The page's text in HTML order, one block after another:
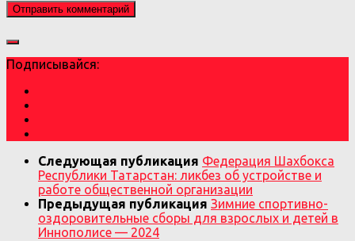
Подписывайся:
Следующая публикация Федерация Шахбокса
Республики Татарстан: ликбез об устройстве и
работе общественной организации
Предыдущая публикация Зимние спортивно-
оздоровительные сборы для взрослых и детей в
Иннополисе — 2024